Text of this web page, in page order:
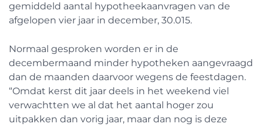
gemiddeld aantal hypotheekaanvragen van de
afgelopen vier jaar in december, 30.015.
Normaal gesproken worden er in de
decembermaand minder hypotheken aangevraagd
dan de maanden daarvoor wegens de feestdagen.
“Omdat kerst dit jaar deels in het weekend viel
verwachtten we al dat het aantal hoger zou
uitpakken dan vorig jaar, maar dan nog is deze